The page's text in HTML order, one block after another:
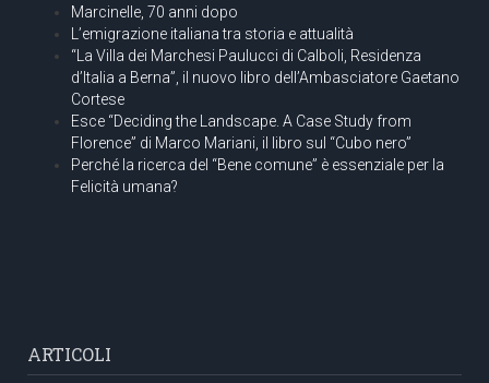
Marcinelle, 70 anni dopo
L’emigrazione italiana tra storia e attualità
“La Villa dei Marchesi Paulucci di Calboli, Residenza
d’Italia a Berna”, il nuovo libro dell’Ambasciatore Gaetano
Cortese
Esce “Deciding the Landscape. A Case Study from
Florence” di Marco Mariani, il libro sul “Cubo nero”
Perché la ricerca del “Bene comune” è essenziale per la
Felicità umana?
ARTICOLI